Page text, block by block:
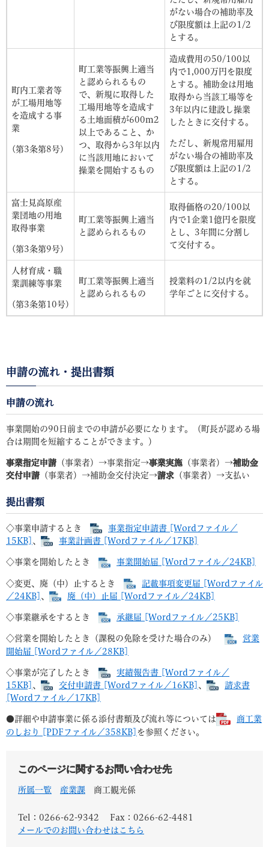
がない場合の補助率及
び限度額は上記の1/2
とする。
町内工業者等
が工場用地等
を造成する事
業
(第3条第8号)
町工業等振興上適当
と認められるもの
で、新規に取得した
工場用地等を造成す
る土地面積が600m2
以上であること、か
つ、取得から3年以内
に当該用地において
操業を開始するもの
造成費用の50/100以
内で1,000万円を限度
とする。補助金は用地
取得から当該工場等を
3年以内に建設し操業
したときに交付する。
ただし、新規常用雇用
がない場合の補助率及
び限度額は上記の1/2
とする。
富士見高原産
業団地の用地
取得事業
(第3条第9号)
町工業等振興上適当
と認められるもの
取得価格の20/100以
内で1企業1億円を限度
とし、3年間に分割し
て交付する。
人材育成・職
業訓練等事業
(第3条第10号)
町工業等振興上適当
と認められるもの
授業料の1/2以内を就
学年ごとに交付する。
申請の流れ・提出書類
申請の流れ
事業開始の90日前までの申請が必要になります。（町長が認める場
合は期間を短縮することができます。）
事業指定申請 （事業者）→事業指定→事業実施 （事業者）→補助金
交付申請 （事業者）→補助金交付決定→請求 （事業者）→支払い
提出書類
◇事業申請するとき
事業指定申請書 [Wordファイル／
15KB] 、 事業計画書 [Wordファイル／17KB]
◇事業を開始したとき 事業開始届 [Wordファイル／24KB]
◇変更、廃（中）止するとき
記載事項変更届 [Wordファイル
／24KB] 、 廃（中）止届 [Wordファイル／24KB]
◇事業継承をするとき 承継届 [Wordファイル／25KB]
◇営業を開始したとき（課税の免除を受けた場合のみ）
営業
開始届 [Wordファイル／28KB]
◇事業が完了したとき
実績報告書 [Wordファイル／
15KB]
交付申請書 [Wordファイル／16KB]
請求書
[Wordファイル／17KB]
●詳細や申請事業に係る添付書類及び流れ等については
商工業
のしおり [PDFファイル／358KB]
を参照ください。
このページに関するお問い合わせ先
所属一覧 産業課 商工観光係
Tel：0266-62-9342
Fax：0266-62-4481
メールでのお問い合わせはこちら